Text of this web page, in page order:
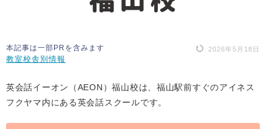
本記事は一部PRを含みます 2026年5月18日
教室校舎別情報
英会話イーオン（AEON）福山校は、福山駅前すぐのアイネス
フクヤマ内にある英会話スクールです。